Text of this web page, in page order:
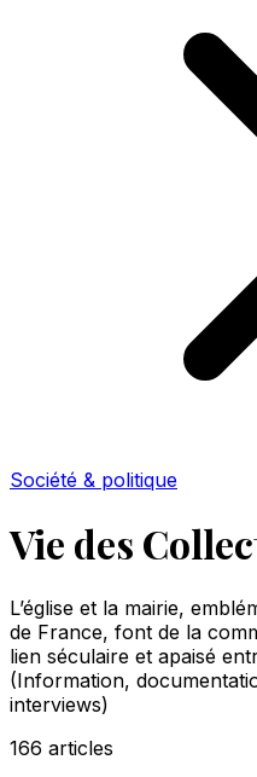
Société & politique
Vie des
L’église et la mairie,
de France, font de la
lien séculaire et apaisé
(Information,
interviews)
166 articles